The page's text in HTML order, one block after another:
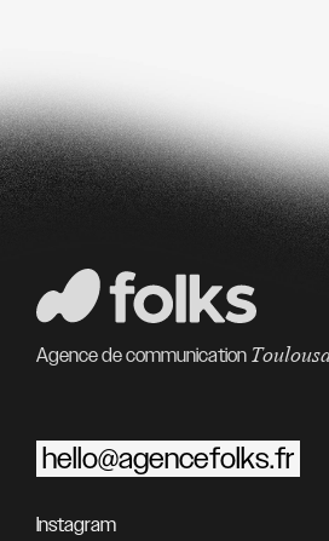
Agence de communication
hello@agencefolks.fr
Instagram